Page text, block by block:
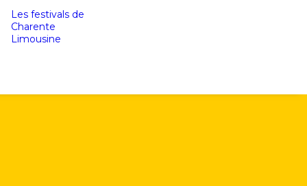
Les festivals de
Charente
Limousine